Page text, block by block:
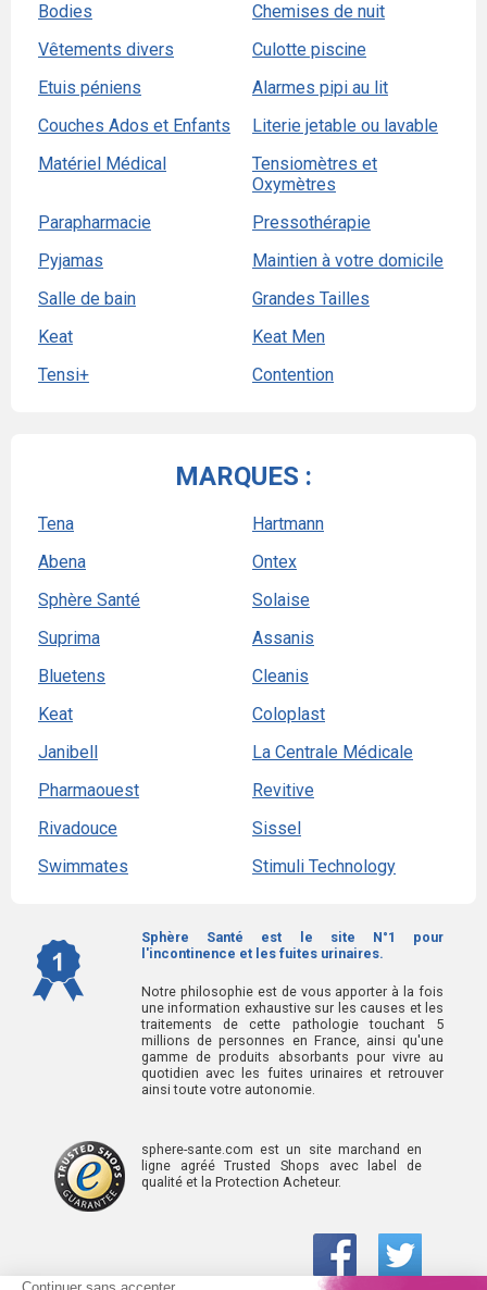
Bodies
Chemises de nuit
Vêtements divers
Culotte piscine
Etuis péniens
Alarmes pipi au lit
Couches Ados et Enfants
Literie jetable ou lavable
Matériel Médical
Tensiomètres et
Oxymètres
Parapharmacie
Pressothérapie
Pyjamas
Maintien à votre domicile
Salle de bain
Grandes Tailles
Keat
Keat Men
Tensi+
Contention
MARQUES :
Tena
Hartmann
Abena
Ontex
Sphère Santé
Solaise
Suprima
Assanis
Bluetens
Cleanis
Keat
Coloplast
Janibell
La Centrale Médicale
Pharmaouest
Revitive
Rivadouce
Sissel
Swimmates
Stimuli Technology
Sphère Santé est le site N°1 pour
l'incontinence et les fuites urinaires.
Notre philosophie est de vous apporter à la fois
une information exhaustive sur les causes et les
traitements de cette pathologie touchant 5
millions de personnes en France, ainsi qu'une
gamme de produits absorbants pour vivre au
quotidien avec les fuites urinaires et retrouver
ainsi toute votre autonomie.
sphere-sante.com est un site marchand en
ligne agréé Trusted Shops avec label de
qualité et la Protection Acheteur.